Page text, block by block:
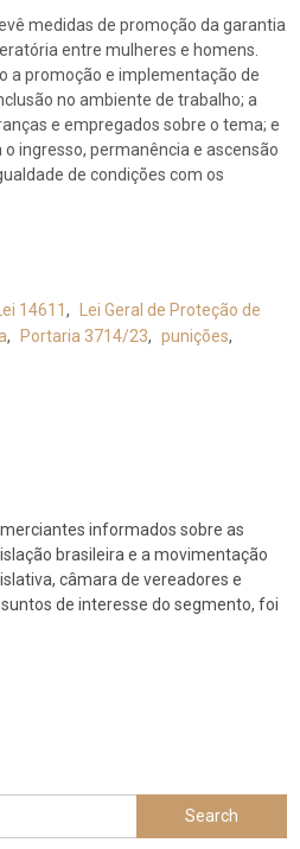
medidas de promoção da garantia
entre mulheres e homens.
a promoção e implementação de
no ambiente de trabalho; a
e empregados sobre o tema; e
ingresso, permanência e ascensão
de condições com os
Lei 14611 ,
Lei Geral de Proteção de
, Portaria 3714/23, punições,
informados sobre as
brasileira e a movimentação
câmara de vereadores e
de interesse do segmento, foi